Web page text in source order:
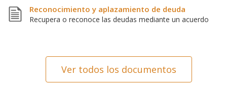
Reconocimiento y aplazamiento de deuda
Recupera o reconoce las deudas mediante un acuerdo
Ver todos los documentos